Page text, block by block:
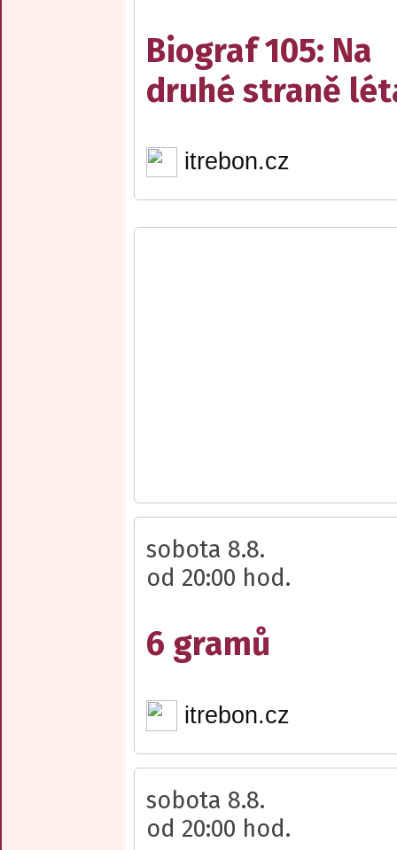
Biograf 105: Na
druhé straně
itrebon.cz
sobota 8.8.
od 20:00 hod.
6 gramů
itrebon.cz
sobota 8.8.
od 20:00 hod.